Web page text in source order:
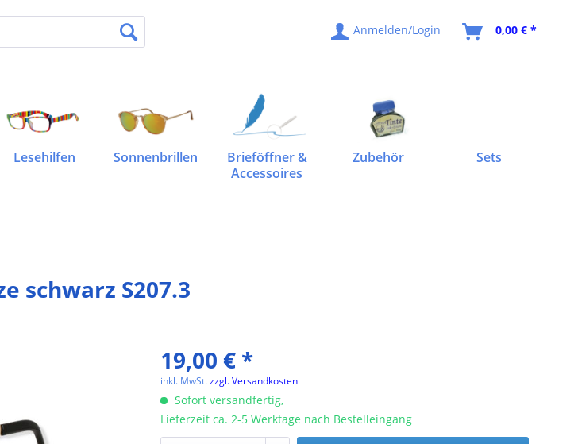
Anmelden/Login 0,00 € *
Lesehilfen Sonnenbrillen
Brieföffner &
Accessoires
Zubehör Sets
schwarz S207.3
19,00 € *
inkl. MwSt.zzgl. Versandkosten
Sofort versandfertig,
Lieferzeit ca. 2-5 Werktage nach Bestelleingang